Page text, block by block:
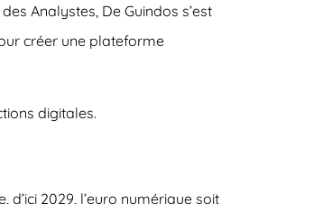
Analystes, De Guindos s’est
créer une plateforme
digitales.
2029, l’euro numérique soit